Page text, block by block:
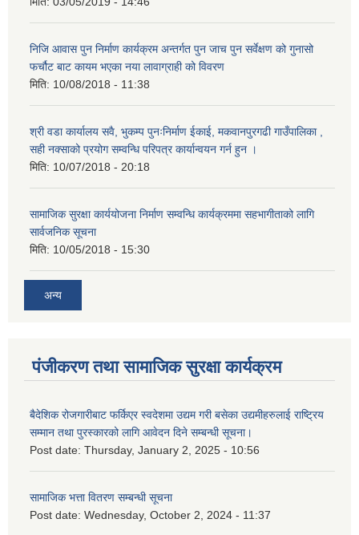
निजि आवास पुन निर्माण कार्यक्रम अन्तर्गत पुन जाच पुन सर्वेक्षण को गुनासो
फर्चौट बाट कायम भएका नया लावाग्राही को विवरण
मिति: 10/08/2018 - 11:38
श्री वडा कार्यालय सवै, भुकम्प पुनःनिर्माण ईकाई, मकवानपुरगढी गाउँपालिका ,
सही नक्साको प्रयोग सम्वन्धि परिपत्र कार्यान्वयन गर्न हुन ।
मिति: 10/07/2018 - 20:18
सामाजिक सुरक्षा कार्ययोजना निर्माण सम्वन्धि कार्यक्रममा सहभागीताको लागि
सार्वजनिक सूचना
मिति: 10/05/2018 - 15:30
अन्य
पंजीकरण तथा सामाजिक सुरक्षा कार्यक्रम
बैदेशिक रोजगारीबाट फर्किएर स्वदेशमा उद्यम गरी बसेका उद्यमीहरुलाई राष्‍ट्रिय
सम्मान तथा पुरस्कारको लागि आवेदन दिने सम्बन्धी सूचना।
Post date: Thursday, January 2, 2025 - 10:56
सामाजिक भत्ता वितरण सम्बन्धी सूचना
Post date: Wednesday, October 2, 2024 - 11:37